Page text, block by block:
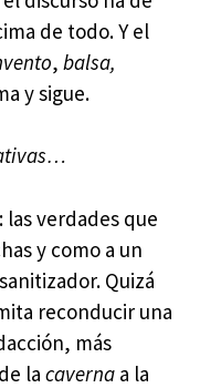
de todo. Y el
,balsa,
y sigue.
las verdades que
y como a un
Quizá
reconducir una
más
lacaverna a la